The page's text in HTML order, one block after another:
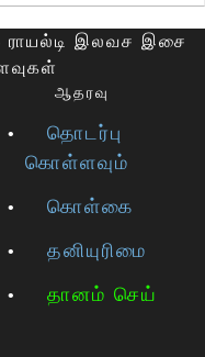
ராயல்டி இலவச இசை
ஆதரவு
தொடர்பு
கொள்ளவும்
கொள்கை
தனியுரிமை
தானம் செய்